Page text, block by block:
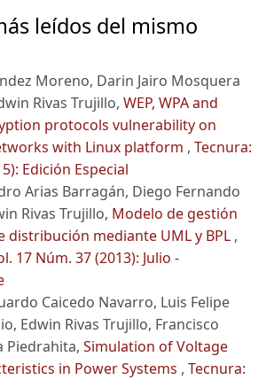
leídos del mismo
Moreno, Darin Jairo Mosquera
Rivas Trujillo, WEP, WPA and
protocols vulnerability on
with Linux platform , Tecnura:
Edición Especial
Arias Barragán, Diego Fernando
Rivas Trujillo, Modelo de gestión
distribución mediante UML y BPL ,
17 Núm. 37 (2013): Julio -
Caicedo Navarro, Luis Felipe
Edwin Rivas Trujillo, Francisco
Piedrahita, Simulation of Voltage
in Power Systems , Tecnura: